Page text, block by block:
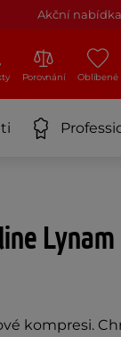
Akční nabídka
Porovnání Oblíbené
Lynam
kompresi.